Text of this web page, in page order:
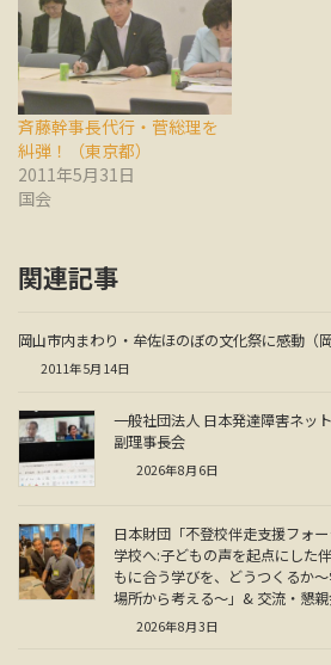
斉藤幹事長代行・菅総理を
糾弾！（東京都）
2011年5月31日
国会
関連記事
岡山市内まわり・牟佐ほのぼの文化祭に感動（
2011年5月14日
一般社団法人 日本発達障害ネッ
副理事長会
2026年8月6日
日本財団「不登校伴走支援フォ
学校へ:子どもの声を起点にした
もに合う学びを、どうつくるか
場所から考える～」& 交流・懇
2026年8月3日